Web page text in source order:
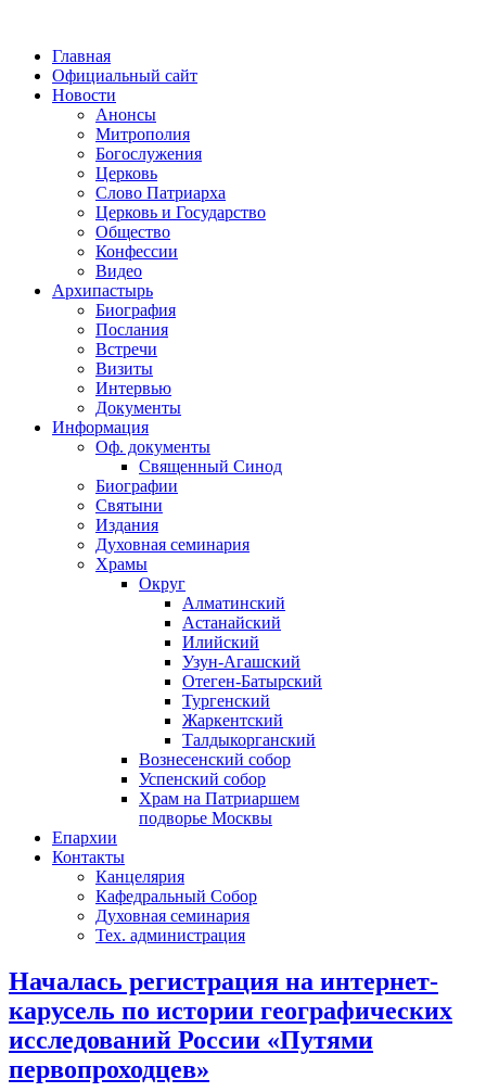
Главная
Официальный сайт
Новости
Анонсы
Митрополия
Богослужения
Церковь
Слово Патриарха
Церковь и Государство
Общество
Конфессии
Видео
Архипастырь
Биография
Послания
Встречи
Визиты
Интервью
Документы
Информация
Оф. документы
Священный Синод
Биографии
Святыни
Издания
Духовная семинария
Храмы
Округ
Алматинский
Астанайский
Илийский
Узун-Агашский
Отеген-Батырский
Тургенский
Жаркентский
Талдыкорганский
Вознесенский собор
Успенский собор
Храм на Патриаршем
подворье Москвы
Епархии
Контакты
Канцелярия
Кафедральный Собор
Духовная семинария
Тех. администрация
Началась регистрация на интернет-
карусель по истории географических
исследований России «Путями
первопроходцев»